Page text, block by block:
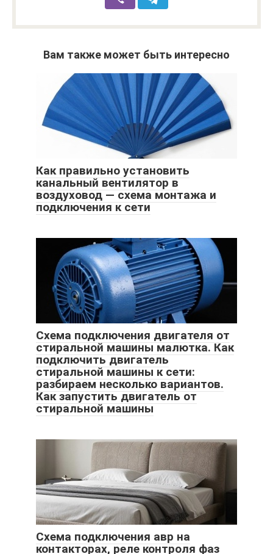
Вам также может быть интересно
Как правильно установить
канальный вентилятор в
воздуховод — схема монтажа и
подключения к сети
Схема подключения двигателя от
стиральной машины малютка. Как
подключить двигатель
стиральной машины к сети:
разбираем несколько вариантов.
Как запустить двигатель от
стиральной машины
Схема подключения авр на
контакторах, реле контроля фаз